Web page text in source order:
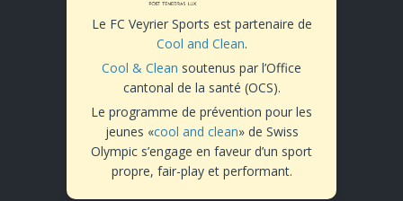
Le FC Veyrier Sports est partenaire de
Cool and Clean.
Cool & Clean soutenus par l’Office
cantonal de la santé (OCS).
Le programme de prévention pour les
jeunes «cool and clean» de Swiss
Olympic s’engage en faveur d’un sport
propre, fair-play et performant.